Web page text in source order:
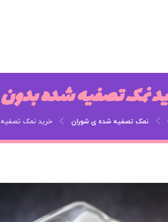
نمک تصفیه شده
نمک تصفیه شده ی شوران خرید نمک